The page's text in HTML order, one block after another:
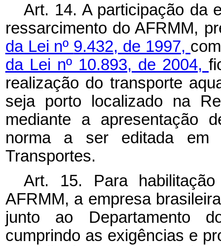
Art. 14. A participação da
ressarcimento do AFRMM,
da Lei nº 9.432, de 1997,
da Lei nº 10.893, de 2004,
realização do transporte
seja porto localizado na
mediante a apresentação
norma a ser editada
Transportes.
Art. 15. Para
AFRMM, a empresa
junto ao Departamento
cumprindo as exigências e